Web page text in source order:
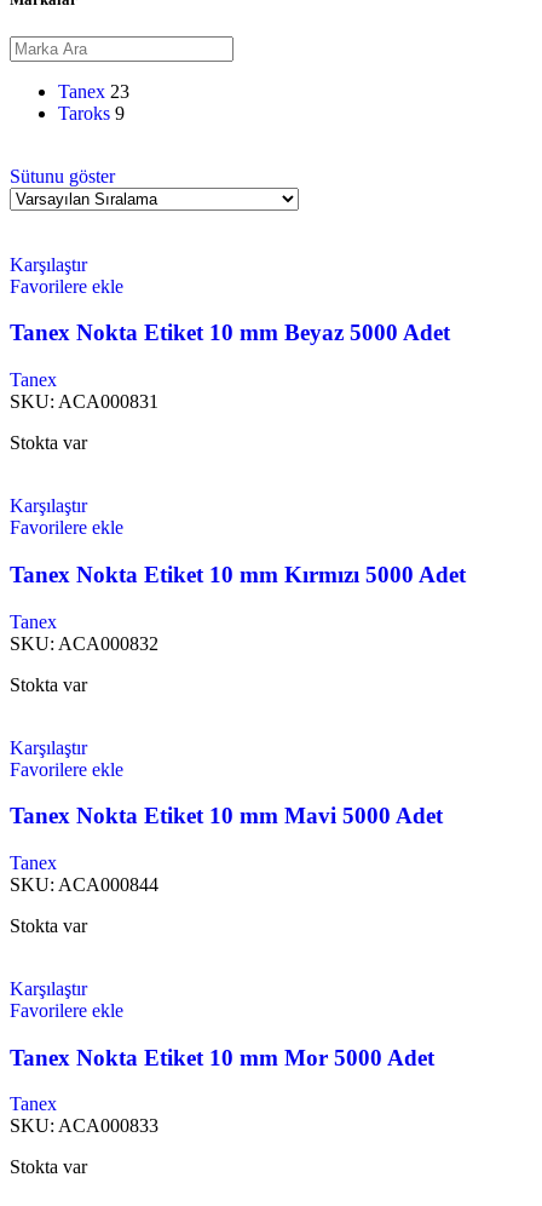
Tanex 23
Taroks 9
Sütunu göster
Karşılaştır
Favorilere ekle
Tanex Nokta Etiket 10 mm Beyaz 5000 Adet
Tanex
SKU: ACA000831
Stokta var
Karşılaştır
Favorilere ekle
Tanex Nokta Etiket 10 mm Kırmızı 5000 Adet
Tanex
SKU: ACA000832
Stokta var
Karşılaştır
Favorilere ekle
Tanex Nokta Etiket 10 mm Mavi 5000 Adet
Tanex
SKU: ACA000844
Stokta var
Karşılaştır
Favorilere ekle
Tanex Nokta Etiket 10 mm Mor 5000 Adet
Tanex
SKU: ACA000833
Stokta var